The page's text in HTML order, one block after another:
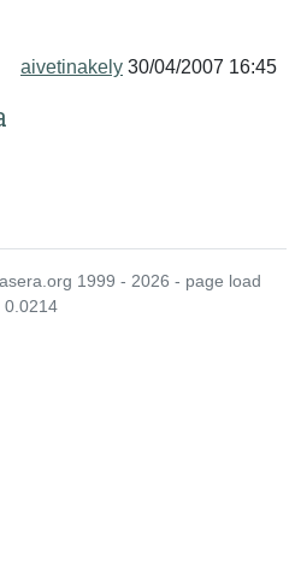
aivetinakely 30/04/2007 16:45
1999 - 2026 - page load
0.0214